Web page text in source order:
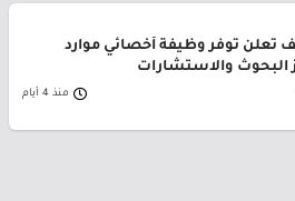
تعلن توفر وظيفة أخصائي موارد
البحوث والاستشارات
منذ 4 أيام